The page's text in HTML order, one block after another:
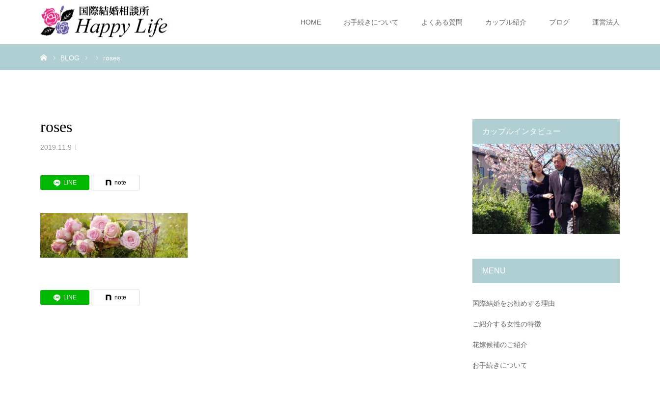
HOME お手続きについて よくある質問 カップル紹介 ブログ 運営法人
BLOG roses
roses
2019.11.9
LINE note
LINE note
カップルインタビュー
MENU
国際結婚をお勧めする理由
ご紹介する女性の特徴
花嫁候補のご紹介
お手続きについて